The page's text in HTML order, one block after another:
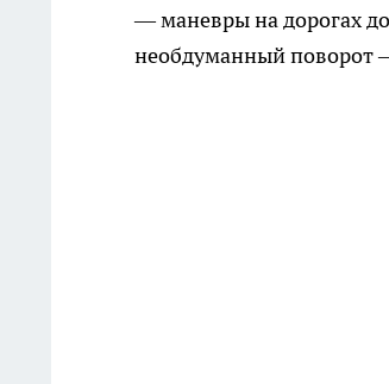
— маневры на дорогах
необдуманный поворот